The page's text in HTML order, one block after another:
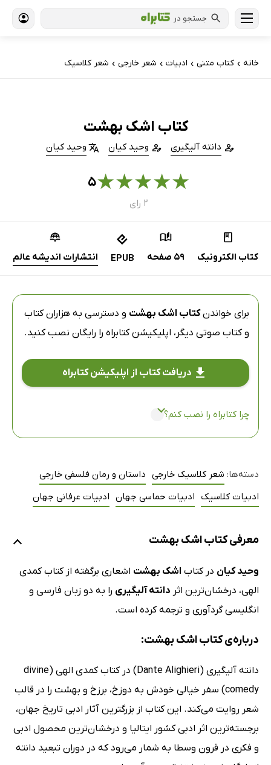
جستجو در
خانه › کتاب‌ متنی › ادبیات › شعر خارجی › شعر کلاسیک
کتاب اشک بهشت
دانته آلیگیری وحید کیان وحید کیان
★
★
★
★
★۵
۲ رای
کتاب الکترونیک 59 صفحه EPUB انتشارات اندیشه عالم
برای خواندنکتاب اشک بهشت و دسترسی به هزاران کتاب
و کتاب صوتی دیگر، اپلیکیشن کتابراه را رایگان نصب کنید.
دریافت کتاب از اپلیکیشن کتابراه
چرا کتابراه را نصب کنم؟
دسته‌ها: شعر کلاسیک خارجی داستان و رمان فلسفی خارجی
ادبیات کلاسیک ادبیات حماسی جهان ادبیات عرفانی جهان
معرفی کتاب اشک بهشت
وحید کیان در کتاب اشک بهشت اشعاری برگفته از کتاب کمدی
الهی، درخشان‌ترین اثر دانته آلیگیری را به دو زبان فارسی و
انگلیسی گردآوری و ترجمه کرده است.
درباره‌ی کتاب اشک بهشت:
دانته آلیگیری (Dante Alighieri) در کتاب کمدی الهی (divine
comedy) سفر خیالی خودش به دوزخ، برزخ و بهشت را در قالب
شعر روایت می‌کند. این کتاب از بزرگترین آثار ادبی تاریخ جهان،
برجسته‌ترین اثر ادبی کشور ایتالیا و درخشان‌ترین محصول ادبی
و فکری در قرون وسطا به شمار می‌رود که در دوران تبعید دانته